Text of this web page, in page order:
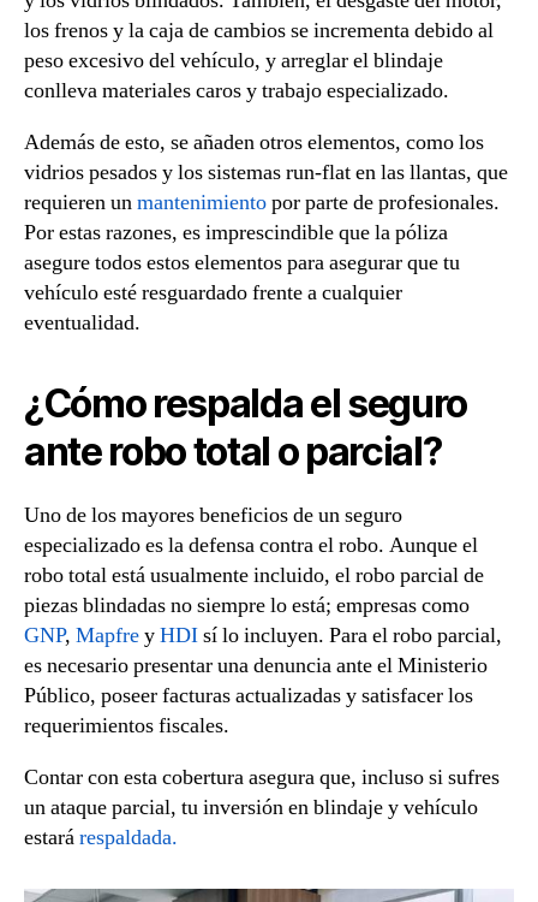
los frenos y la caja de cambios se incrementa debido al
peso excesivo del vehículo, y arreglar el blindaje
conlleva materiales caros y trabajo especializado.
Además de esto, se añaden otros elementos, como los
vidrios pesados y los sistemas run-flat en las llantas, que
requieren unmantenimientopor parte de profesionales.
Por estas razones, es imprescindible que la póliza
asegure todos estos elementos para asegurar que tu
vehículo esté resguardado frente a cualquier
eventualidad.
¿Cómo respalda el seguro
ante robo total o parcial?
Uno de los mayores beneficios de un seguro
especializado es la defensa contra el robo. Aunque el
robo total está usualmente incluido, el robo parcial de
piezas blindadas no siempre lo está; empresas como
GNP, MapfreyHDIsí lo incluyen. Para el robo parcial,
es necesario presentar una denuncia ante el Ministerio
Público, poseer facturas actualizadas y satisfacer los
requerimientos fiscales.
Contar con esta cobertura asegura que, incluso si sufres
un ataque parcial, tu inversión en blindaje y vehículo
estarárespaldada.